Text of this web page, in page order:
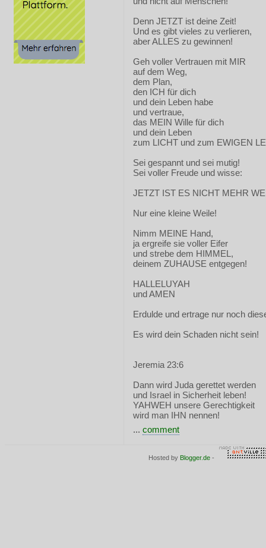
Denn JETZT ist deine Zeit!
Und es gibt vieles zu verlieren,
aber ALLES zu gewinnen!
Geh voller Vertrauen mit MIR
auf dem Weg,
dem Plan,
den ICH für dich
und dein Leben habe
und vertraue,
das MEIN Wille für dich
und dein Leben
zum LICHT und zum EWIGEN
Sei gespannt und sei mutig!
Sei voller Freude und wisse:
JETZT IST ES NICHT MEHR
Nur eine kleine Weile!
Nimm MEINE Hand,
ja ergreife sie voller Eifer
und strebe dem HIMMEL,
deinem ZUHAUSE entgegen!
HALLELUYAH
und AMEN
Erdulde und ertrage nur noch
Es wird dein Schaden nicht sein!
Jeremia 23:6
Dann wird Juda gerettet werden
und Israel in Sicherheit leben!
YAHWEH unsere Gerechtigkeit
wird man IHN nennen!
... comment
Hosted by Blogger.de -